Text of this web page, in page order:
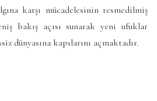
karşı mücadelesinin resmedilmiş
bakış açısı sunarak yeni ufuklar
dünyasına kapılarını açmaktadır.